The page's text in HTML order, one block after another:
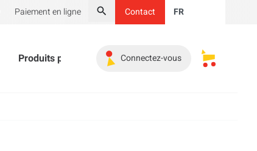
Paiement en ligne
Chercher
Contact FR
Produits publicitaires Indispensables
Connectez-vous Mes